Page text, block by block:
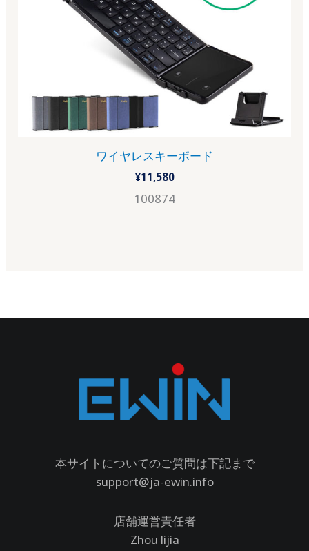
ワイヤレスキーボード
¥11,580
100874
本サイトについてのご質問は下記まで
support@ja-ewin.info
店舗運営責任者
Zhou lijia